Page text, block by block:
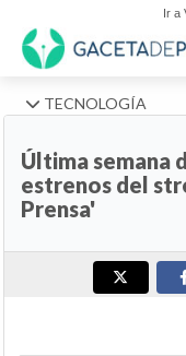
Ir a
TECNOLOGÍA
Última semana
estrenos del
Prensa'